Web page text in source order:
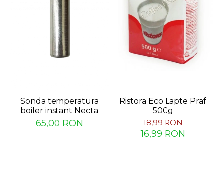
Sonda temperatura
boiler instant Necta
65,00 RON
Ristora Eco Lapte Praf
500g
18,99 RON
16,99 RON